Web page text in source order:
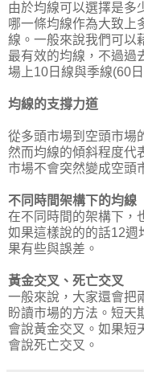
由於均線可以選擇是多
哪一條均線作為大致上
線。一般來說我們可以
最有效的均線，不過過
場上10日線與季線(60
均線的支撐力道
從多頭市場到空頭市場
然而均線的傾斜程度代
市場不會突然變成空頭
不同時間架構下的均線
在不同時間的架構下，
如果這樣說的的話12週
果有些與誤差。
黃金交叉、死亡交叉
一般來說，大家還會把
盼讀市場的方法。短天
會說黃金交叉。如果短
會說死亡交叉。